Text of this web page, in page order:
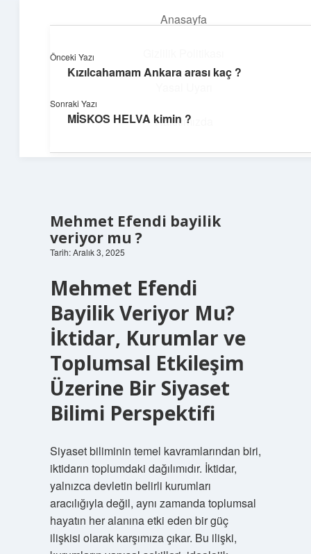
Anasayfa
Hakkımızda
Güncel paylaşımlar ve ilginç keşiflerle dolu içerikler.
Mehmet Efendi bayilik
veriyor mu ?
Tarih: Aralık 3, 2025
Mehmet Efendi
Bayilik Veriyor Mu?
İktidar, Kurumlar ve
Toplumsal Etkileşim
Üzerine Bir Siyaset
Bilimi Perspektifi
Siyaset biliminin temel kavramlarından biri,
iktidarın toplumdaki dağılımıdır. İktidar,
yalnızca devletin belirli kurumları
aracılığıyla değil, aynı zamanda toplumsal
hayatın her alanına etki eden bir güç
ilişkisi olarak karşımıza çıkar. Bu ilişki,
Önceki Yazı
Kızılcahamam Ankara arası kaç ?
Sonraki Yazı
MİSKOS HELVA kimin ?